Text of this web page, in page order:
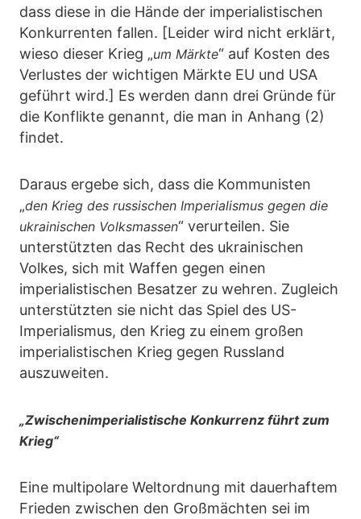
dass diese in die Hände der imperialistischen
Konkurrenten fallen. [Leider wird nicht erklärt,
wieso dieser Krieg „um Märkte“ auf Kosten des
Verlustes der wichtigen Märkte EU und USA
geführt wird.] Es werden dann drei Gründe für
die Konflikte genannt, die man in Anhang (2)
findet.
Daraus ergebe sich, dass die Kommunisten
„den Krieg des russischen Imperialismus gegen die
ukrainischen Volksmassen“ verurteilen. Sie
unterstützten das Recht des ukrainischen
Volkes, sich mit Waffen gegen einen
imperialistischen Besatzer zu wehren. Zugleich
unterstützten sie nicht das Spiel des US-
Imperialismus, den Krieg zu einem großen
imperialistischen Krieg gegen Russland
auszuweiten.
„Zwischenimperialistische Konkurrenz führt zum
Krieg“
Eine multipolare Weltordnung mit dauerhaftem
Frieden zwischen den Großmächten sei im